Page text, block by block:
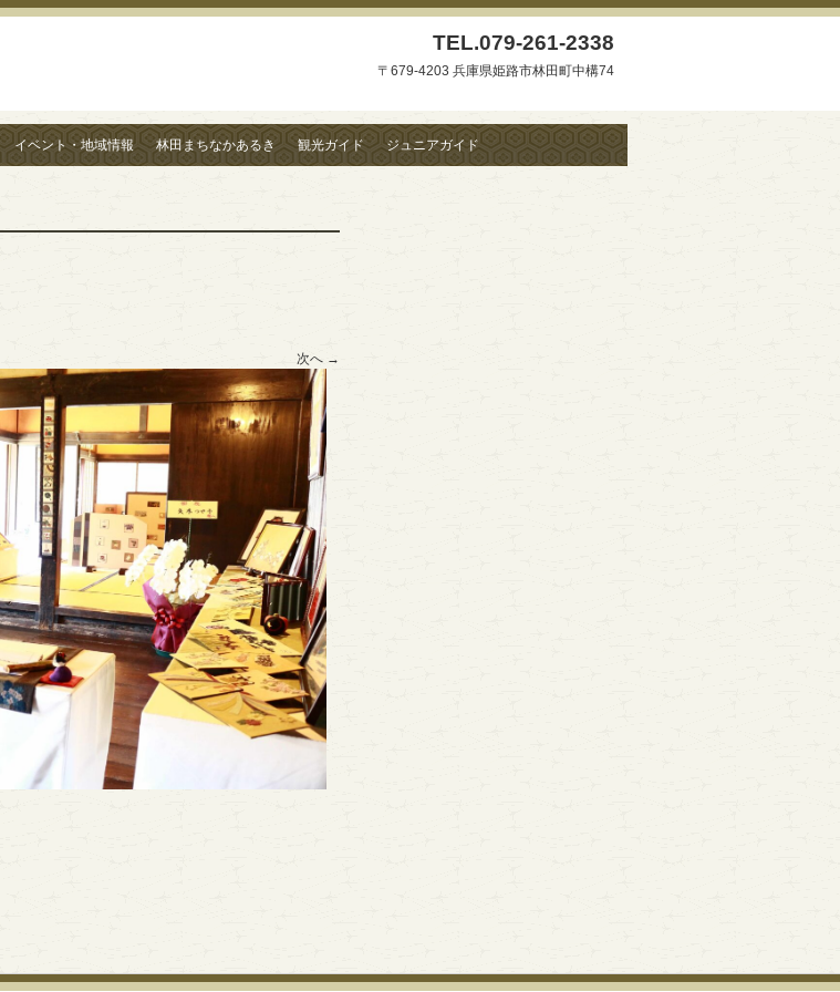
TEL.079-261-2338
〒679-4203 兵庫県姫路市林田町中構74
イベント・地域情報 林田まちなかあるき 観光ガイド ジュニアガイド
次へ →